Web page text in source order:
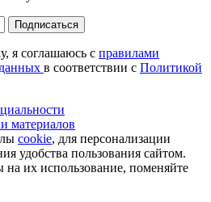
Подписаться
я соглашаюсь с правилами
в соответствии с Политикой
материалов
cookie, для персонализации
удобства пользования сайтом.
на их использование, поменяйте